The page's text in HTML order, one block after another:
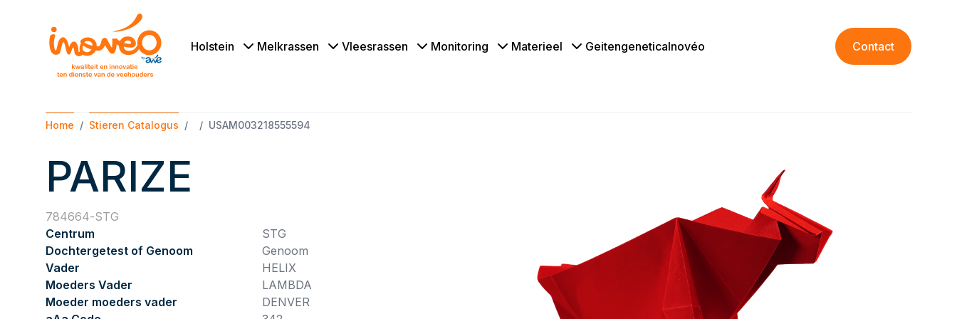
Holstein Melkrassen Vleesrassen Monitoring Materieel GeitengeneticaInovéo Contact
Home Stieren Catalogus USAM003218555594
PARIZE
784664 STG
Centrum
STG
Dochtergetest of Genoom
Genoom
Vader
HELIX
Moeders Vader
LAMBDA
Moeder moeders vader
DENVER